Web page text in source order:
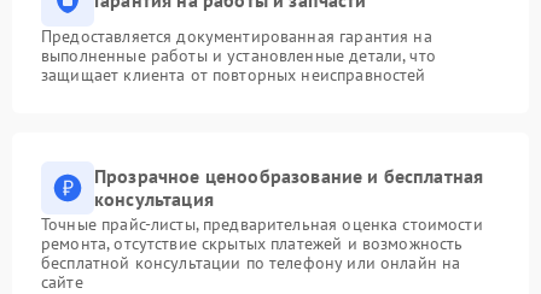
Предоставляется документированная гарантия на
выполненные работы и установленные детали, что
защищает клиента от повторных неисправностей
Прозрачное ценообразование и бесплатная
консультация
Точные прайс-листы, предварительная оценка стоимости
ремонта, отсутствие скрытых платежей и возможность
бесплатной консультации по телефону или онлайн на
сайте